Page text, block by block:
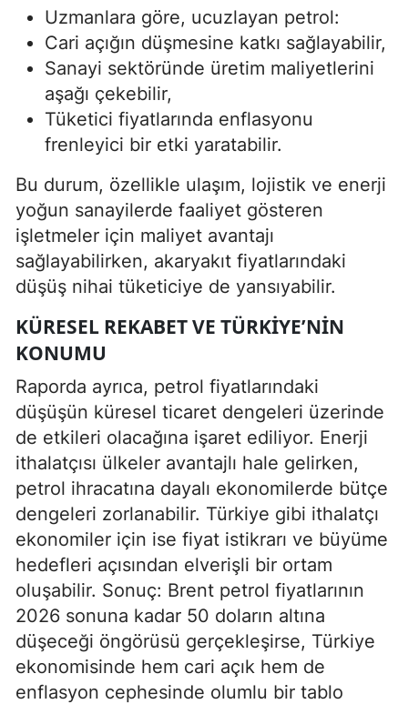
Uzmanlara göre, ucuzlayan petrol:
Cari açığın düşmesine katkı sağlayabilir,
Sanayi sektöründe üretim maliyetlerini
aşağı çekebilir,
Tüketici fiyatlarında enflasyonu
frenleyici bir etki yaratabilir.
Bu durum, özellikle ulaşım, lojistik ve enerji
yoğun sanayilerde faaliyet gösteren
işletmeler için maliyet avantajı
sağlayabilirken, akaryakıt fiyatlarındaki
düşüş nihai tüketiciye de yansıyabilir.
KÜRESEL REKABET VE TÜRKIYE’NIN
KONUMU
Raporda ayrıca, petrol fiyatlarındaki
düşüşün küresel ticaret dengeleri üzerinde
de etkileri olacağına işaret ediliyor. Enerji
ithalatçısı ülkeler avantajlı hale gelirken,
petrol ihracatına dayalı ekonomilerde bütçe
dengeleri zorlanabilir. Türkiye gibi ithalatçı
ekonomiler için ise fiyat istikrarı ve büyüme
hedefleri açısından elverişli bir ortam
oluşabilir. Sonuç: Brent petrol fiyatlarının
2026 sonuna kadar 50 doların altına
düşeceği öngörüsü gerçekleşirse, Türkiye
ekonomisinde hem cari açık hem de
enflasyon cephesinde olumlu bir tablo